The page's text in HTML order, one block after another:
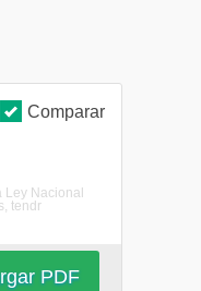
Comparar
Nacional
tendr
PDF